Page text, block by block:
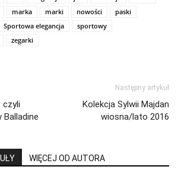
marka marki nowości
paski
Sportowa elegancja
sportowy
zegarki
czyli
Następny artykuł
Kolekcja Sylwii Majdan
wiosna/lato 2016
WIĘCEJ OD AUTORA